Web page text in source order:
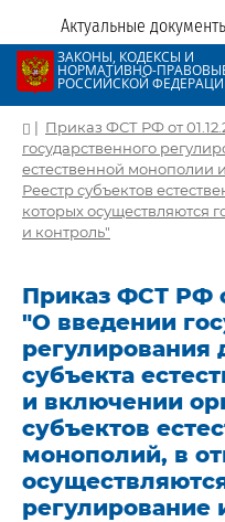
Актуальные
ЗАКОНЫ, КОДЕКСЫ И
НОРМАТИВНО-
РОССИЙСКОЙ
| Приказ ФСТ РФ от
государственного
естественной монополии
Реестр субъектов
которых осуществляются
и контроль"
Приказ ФСТ РФ
"О введении
регулирования
субъекта
и включении
субъектов
монополий, в
регулирование